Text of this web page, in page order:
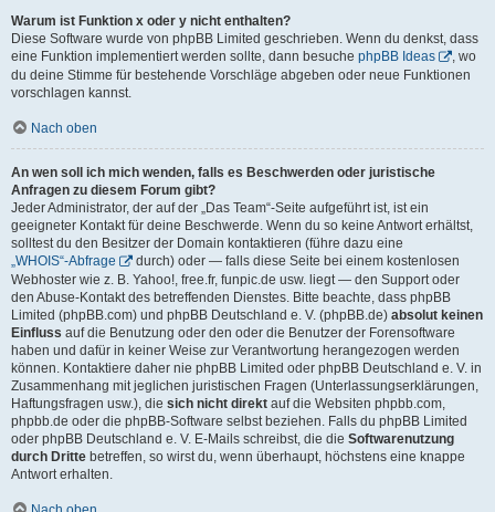
Warum ist Funktion x oder y nicht enthalten?
Diese Software wurde von phpBB Limited geschrieben. Wenn du denkst, dass
eine Funktion implementiert werden sollte, dann besuche phpBB Ideas
, wo
du deine Stimme für bestehende Vorschläge abgeben oder neue Funktionen
vorschlagen kannst.
Nach oben
An wen soll ich mich wenden, falls es Beschwerden oder juristische
Anfragen zu diesem Forum gibt?
Jeder Administrator, der auf der „Das Team“-Seite aufgeführt ist, ist ein
geeigneter Kontakt für deine Beschwerde. Wenn du so keine Antwort erhältst,
solltest du den Besitzer der Domain kontaktieren (führe dazu eine
„WHOIS“-Abfrage
durch) oder — falls diese Seite bei einem kostenlosen
Webhoster wie z. B. Yahoo!, free.fr, funpic.de usw. liegt — den Support oder
den Abuse-Kontakt des betreffenden Dienstes. Bitte beachte, dass phpBB
Limited (phpBB.com) und phpBB Deutschland e. V. (phpBB.de) absolut keinen
Einfluss auf die Benutzung oder den oder die Benutzer der Forensoftware
haben und dafür in keiner Weise zur Verantwortung herangezogen werden
können. Kontaktiere daher nie phpBB Limited oder phpBB Deutschland e. V. in
Zusammenhang mit jeglichen juristischen Fragen (Unterlassungserklärungen,
Haftungsfragen usw.), die sich nicht direkt auf die Websiten phpbb.com,
phpbb.de oder die phpBB-Software selbst beziehen. Falls du phpBB Limited
oder phpBB Deutschland e. V. E-Mails schreibst, die die Softwarenutzung
durch Dritte betreffen, so wirst du, wenn überhaupt, höchstens eine knappe
Antwort erhalten.